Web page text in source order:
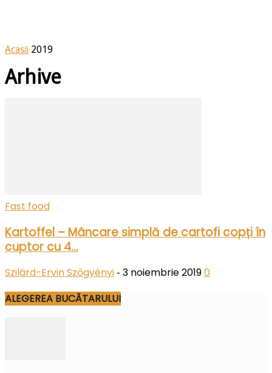
Acasă 2019
Arhive
Fast food
Kartoffel – Mâncare simplă de cartofi copți în
cuptor cu 4...
Szilárd-Ervin Szőgyényi - 3 noiembrie 20190
ALEGEREA BUCĂTARULUI